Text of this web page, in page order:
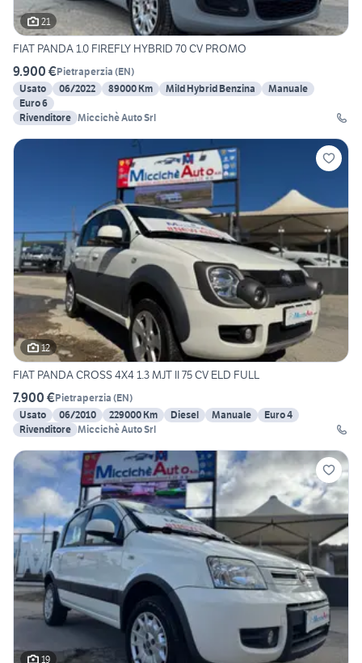
21
FIAT PANDA 1.0 FIREFLY HYBRID 70 CV PROMO
9.900 €Pietraperzia (EN)
Usato
06/2022 89000 Km Mild Hybrid Benzina
Manuale
Euro 6
Rivenditore Miccichè Auto Srl
12
FIAT PANDA CROSS 4X4 1.3 MJT II 75 CV ELD FULL
7.900 €Pietraperzia (EN)
Usato
06/2010 229000 Km Diesel Manuale
Euro 4
Rivenditore Miccichè Auto Srl
19